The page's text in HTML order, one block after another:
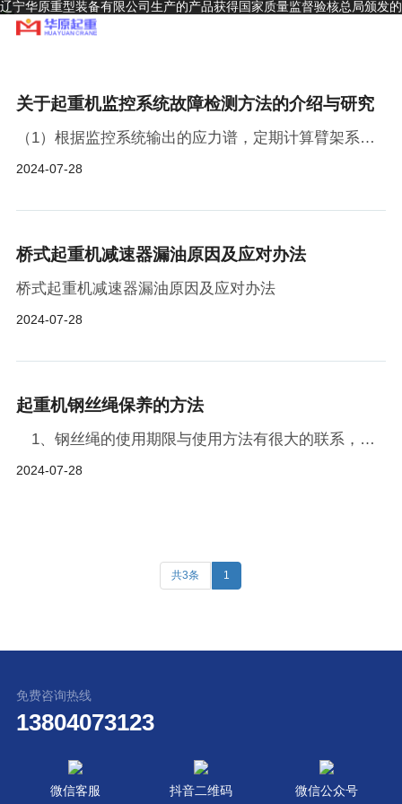
辽宁华原重型装备有限公司生产的产品获得国家质量监督验核总局颁发的
A级起重机生产制造许可证和安装、改造、维修许可证，并通过ISO9001
关于起重机监控系统故障检测方法的介绍与研究
（1）根据监控系统输出的应力谱，定期计算臂架系统、人字架和转台金属结构的疲劳损伤程度，预估结构剩余使用寿命，同时指导维修和使用。时间间隔应视金属结构的疲劳损伤程...
2024-07-28
桥式起重机减速器漏油原因及应对办法
桥式起重机减速器漏油原因及应对办法
2024-07-28
起重机钢丝绳保养的方法
1、钢丝绳的使用期限与使用方法有很大的联系，因此应做到按规则使用，制止拖拉、抛掷，使用中禁绝超负荷，禁绝使钢丝绳产生锐角折曲，禁绝急剧改动升降速度，避免冲击载...
2024-07-28
共3条 1
免费咨询热线
13804073123
微信客服 抖音二维码 微信公众号